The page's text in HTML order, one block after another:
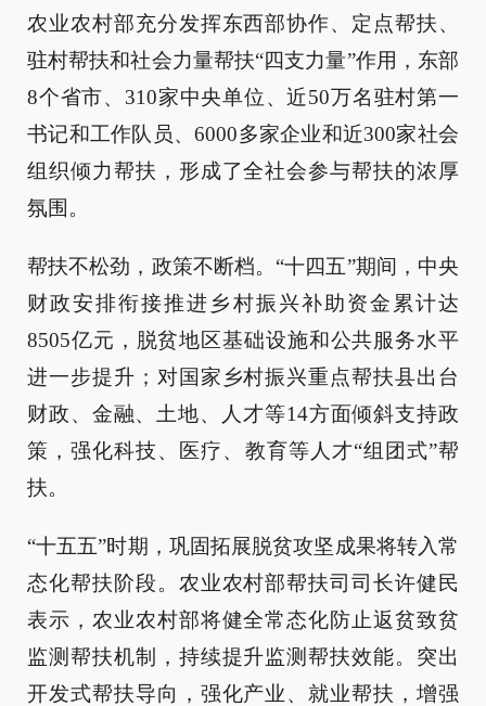
农业农村部充分发挥东西部协作、定点帮扶、
驻村帮扶和社会力量帮扶“四支力量”作用，东部
8个省市、310家中央单位、近50万名驻村第一
书记和工作队员、6000多家企业和近300家社会
组织倾力帮扶，形成了全社会参与帮扶的浓厚
氛围。
帮扶不松劲，政策不断档。“十四五”期间，中央
财政安排衔接推进乡村振兴补助资金累计达
8505亿元，脱贫地区基础设施和公共服务水平
进一步提升；对国家乡村振兴重点帮扶县出台
财政、金融、土地、人才等14方面倾斜支持政
策，强化科技、医疗、教育等人才“组团式”帮
扶。
“十五五”时期，巩固拓展脱贫攻坚成果将转入常
态化帮扶阶段。农业农村部帮扶司司长许健民
表示，农业农村部将健全常态化防止返贫致贫
监测帮扶机制，持续提升监测帮扶效能。突出
开发式帮扶导向，强化产业、就业帮扶，增强